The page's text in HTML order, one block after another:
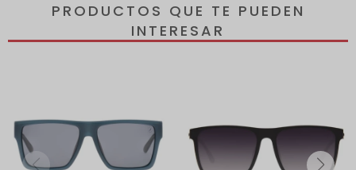
PRODUCTOS QUE TE PUEDEN
INTERESAR